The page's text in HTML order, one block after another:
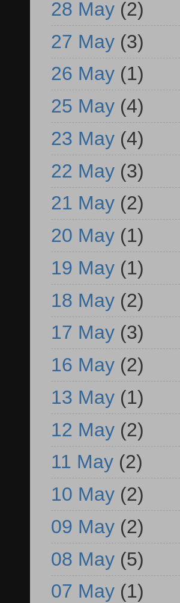
28 May (2)
27 May (3)
26 May (1)
25 May (4)
23 May (4)
22 May (3)
21 May (2)
20 May (1)
19 May (1)
18 May (2)
17 May (3)
16 May (2)
13 May (1)
12 May (2)
11 May (2)
10 May (2)
09 May (2)
08 May (5)
07 May (1)